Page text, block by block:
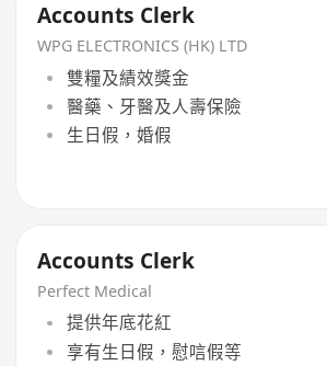
Accounts Clerk
WPG ELECTRONICS (HK) LTD
雙糧及績效獎金
醫藥、牙醫及人壽保險
生日假，婚假
Accounts Clerk
Perfect Medical
提供年底花紅
享有生日假，慰唁假等